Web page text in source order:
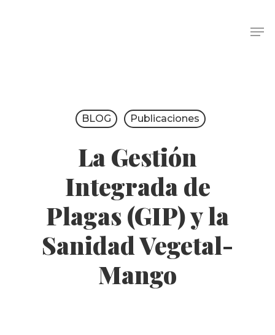
BLOG Publicaciones
La Gestión
Integrada de
Plagas (GIP) y la
Sanidad Vegetal-
Mango